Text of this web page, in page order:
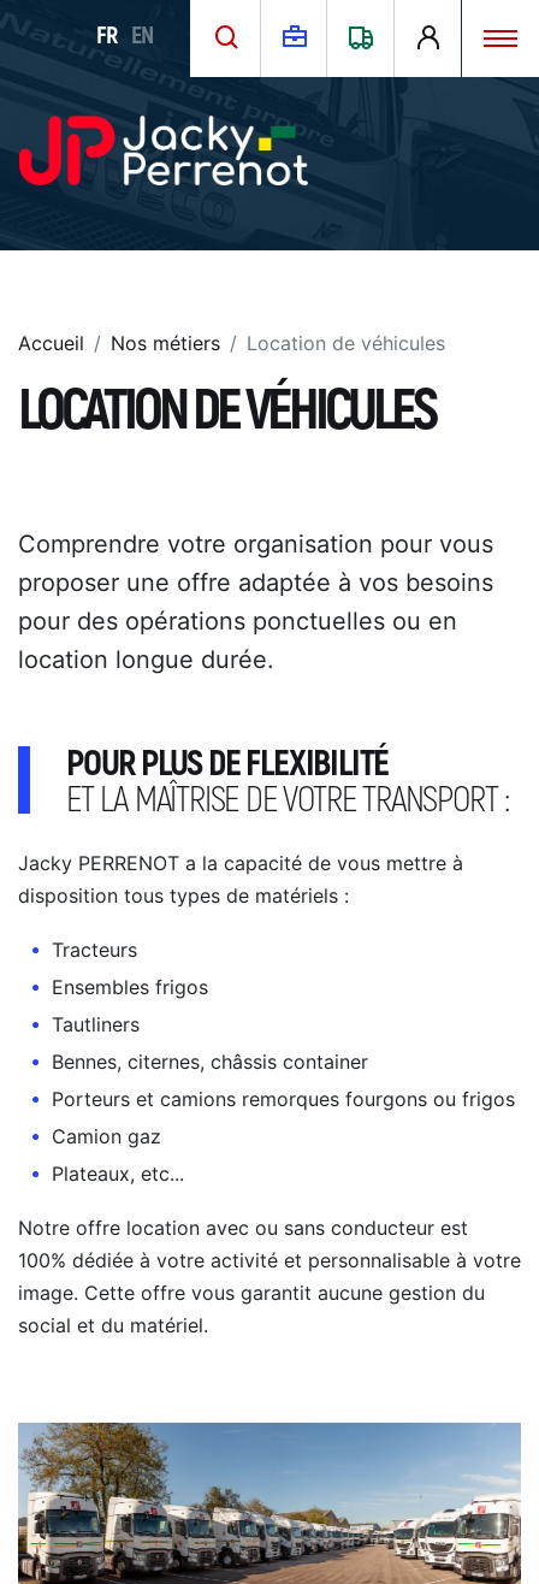
FR EN
Accueil Nos métiers Location de véhicules
LOCATION DE VÉHICULES
Comprendre votre organisation pour vous
proposer une offre adaptée à vos besoins
pour des opérations ponctuelles ou en
location longue durée.
POUR PLUS DE FLEXIBILITÉ
ET LA MAÎTRISE DE VOTRE TRANSPORT :
Jacky PERRENOT a la capacité de vous mettre à
disposition tous types de matériels :
Tracteurs
Ensembles frigos
Tautliners
Bennes, citernes, châssis container
Porteurs et camions remorques fourgons ou frigos
Camion gaz
Plateaux, etc...
Notre offre location avec ou sans conducteur est
100% dédiée à votre activité et personnalisable à votre
image. Cette offre vous garantit aucune gestion du
social et du matériel.